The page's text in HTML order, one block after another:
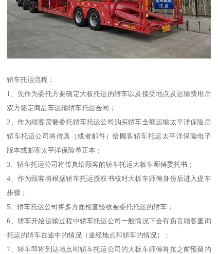
轿车托运流程：
1、先作为委托方要确定大板托运的轿车以及接受地点及运输费用后
双方签定商品车运输轿车托运合同；
2、作为顾客需要委托轿车托运公司购买轿车全额运输太平洋保险后
轿车托运公司将传真（或者邮件）给顾客轿车托运太平洋保险电子
版本或邮寄太平洋保险单正本；
3、轿车托运公司将传真给顾客的轿车托运大板车师傅委托书；
4、作为顾客将根据轿车托运授权书核对大板车师傅身份后进入提车
步骤；
5、轿车托运公司将多方面检查验收被委托托运的轿车；
6、轿车开始运输过程中轿车托运公司一般情况下会有负责顾客查询
托运的轿车在途中的情况（途经地点和轿车的情况）；
7、轿车即将到达地点时轿车托运公司的大板车师傅将按之前预留的